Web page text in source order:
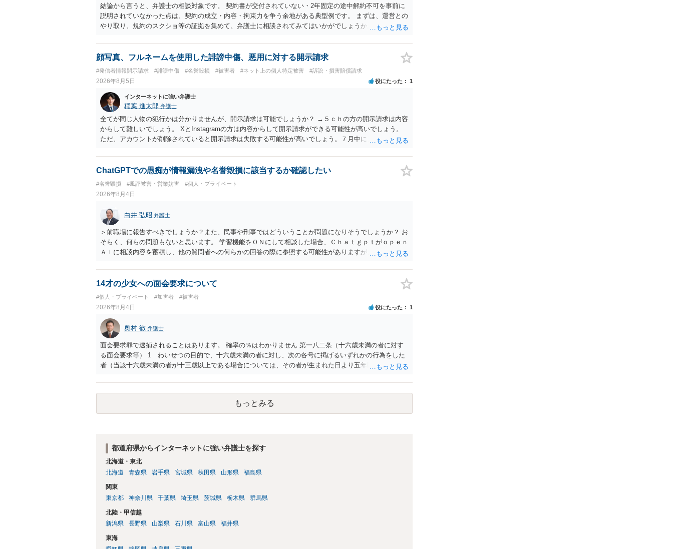
結論から言うと、弁護士の相談対象です。 契約書が交付されていない・2年固定の途中解約不可を事前に
説明されていなかった点は、契約の成立・内容・拘束力を争う余地がある典型例です。 まずは、運営との
やり取り、規約のスクショ等の証拠を集めて、弁護士に相談されてみてはいかがでしょうか。 また同時並
顔写真、フルネームを使用した誹謗中傷、悪用に対する開示請求
#発信者情報開示請求 #誹謗中傷 #名誉毀損 #被害者 #ネット上の個人特定被害 #訴訟・損害賠償請求
2026年8月5日 役にたった 1
インターネットに強い弁護士
稲葉 進太郎 弁護士
全てが同じ人物の犯行かは分かりませんが、開示請求は可能でしょうか？ →５ｃｈの方の開示請求は内容
からして難しいでしょう。 XとInstagramの方は内容からして開示請求ができる可能性が高いでしょう。
ただ、アカウントが削除されていると開示請求は失敗する可能性が高いでしょう。７月中にアカウントが
相手に全ての弁護士費用を負担させることは可能でしょうか？ →訴訟外の交渉で相手方が認めれば負担さ
せることができるでしょう。訴訟で判決となった場合は、実際の弁護士費用が認められる場合と認められ
ChatGPTでの愚痴が情報漏洩や名誉毀損に該当するか確認したい
#名誉毀損 #風評被害・営業妨害 #個人・プライベート
2026年8月4日
白井 弘昭 弁護士
＞前職場に報告すべきでしょうか？また、民事や刑事ではどういうことが問題になりそうでしょうか？ お
そらく、何らの問題もないと思います。 学習機能をＯＮにして相談した場合、Ｃｈａｔｇｐｔがｏｐｅｎ
ＡＩに相談内容を蓄積し、他の質問者への何らかの回答の際に参照する可能性がありますが、個人名や会
ので、その情報自体が、秘密情報に当たるとは思えませんし、名誉棄損として、個人や会社に対する誹謗
中傷の不特定多数への公開に当たるとも思われません。 もちろん、誰がその内容をｃｈａｔｇｐｔに入力
して書き込んだとしても）、相談者さんが刑事民事の責任に問われることはないでしょう。 私見ながらご
参考まで。
14才の少女への面会要求について
#個人・プライベート #加害者 #被害者
2026年8月4日 役にたった 1
奥村 徹 弁護士
面会要求罪で逮捕されることはあります。 確率の％はわかりません 第一八二条（十六歳未満の者に対す
る面会要求等） 1 わいせつの目的で、十六歳未満の者に対し、次の各号に掲げるいずれかの行為をした
者（当該十六歳未満の者が十三歳以上である場合については、その者が生まれた日より五年以上前の日に
又は誘惑して面会を要求すること。 二 拒まれたにもかかわらず、反復して面会を要求すること。 三
金銭その他の利益を供与し、又はその申込み若しくは約束をして面会を要求すること。 2前項の罪を犯
し、よってわいせつの目的で当該十六歳未満の者と面会をした者は、二年以下の拘禁刑又は百万円以下の
罰金に処する。
もっとみる
都道府県からインターネットに強い弁護士を探す
北海道・東北
北海道
青森県 岩手県 宮城県 秋田県 山形県 福島県
関東
東京都
神奈川県 千葉県 埼玉県 茨城県 栃木県 群馬県
北陸・甲信越
新潟県
長野県 山梨県 石川県 富山県 福井県
東海